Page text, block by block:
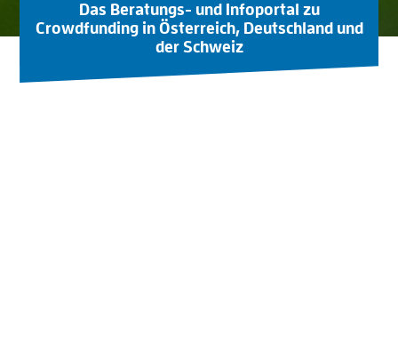
Das Beratungs- und Infoportal zu
Crowdfunding in Österreich, Deutschland und
der Schweiz